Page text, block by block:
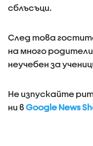
сблъсъци.
След това
на много
неучебен за
Не изпускайте
ни в Google News